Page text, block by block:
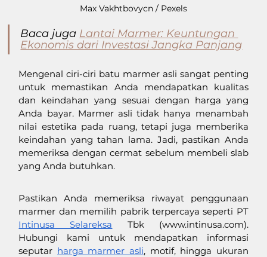
Max Vakhtbovycn / Pexels
Baca juga Lantai Marmer: Keuntungan
Ekonomis dari Investasi Jangka Panjang
Mengenal ciri-ciri batu marmer asli sangat penting
untuk memastikan Anda mendapatkan kualitas
dan keindahan yang sesuai dengan harga yang
Anda bayar. Marmer asli tidak hanya menambah
nilai estetika pada ruang, tetapi juga memberika
keindahan yang tahan lama. Jadi, pastikan Anda
memeriksa dengan cermat sebelum membeli slab
yang Anda butuhkan.
Pastikan Anda memeriksa riwayat penggunaan
marmer dan memilih pabrik terpercaya seperti PT
Intinusa Selareksa Tbk (www.intinusa.com).
Hubungi kami untuk mendapatkan informasi
seputar harga marmer asli, motif, hingga ukuran